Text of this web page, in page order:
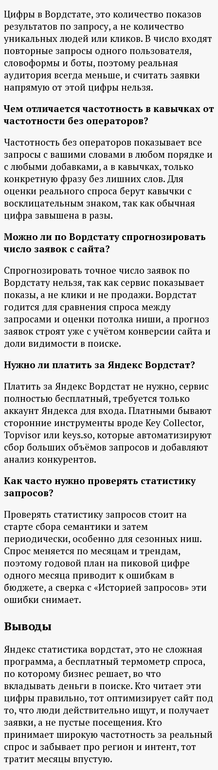
Цифры в Вордстате, это количество показов
результатов по запросу, а не количество
уникальных людей или кликов. В число входят
повторные запросы одного пользователя,
словоформы и боты, поэтому реальная
аудитория всегда меньше, и считать заявки
напрямую от этой цифры нельзя.
Чем отличается частотность в кавычках от
частотности без операторов?
Частотность без операторов показывает все
запросы с вашими словами в любом порядке и
с любыми добавками, а в кавычках, только
конкретную фразу без лишних слов. Для
оценки реального спроса берут кавычки с
восклицательным знаком, так как обычная
цифра завышена в разы.
Можно ли по Вордстату спрогнозировать
число заявок с сайта?
Спрогнозировать точное число заявок по
Вордстату нельзя, так как сервис показывает
показы, а не клики и не продажи. Вордстат
годится для сравнения спроса между
запросами и оценки потолка ниши, а прогноз
заявок строят уже с учётом конверсии сайта и
доли видимости в поиске.
Нужно ли платить за Яндекс Вордстат?
Платить за Яндекс Вордстат не нужно, сервис
полностью бесплатный, требуется только
аккаунт Яндекса для входа. Платными бывают
сторонние инструменты вроде Key Collector,
Topvisor или keys.so, которые автоматизируют
сбор больших объёмов запросов и добавляют
анализ конкурентов.
Как часто нужно проверять статистику
запросов?
Проверять статистику запросов стоит на
старте сбора семантики и затем
периодически, особенно для сезонных ниш.
Спрос меняется по месяцам и трендам,
поэтому годовой план на пиковой цифре
одного месяца приводит к ошибкам в
бюджете, а сверка с «Историей запросов» эти
ошибки снимает.
Выводы
Яндекс статистика вордстат, это не сложная
программа, а бесплатный термометр спроса,
по которому бизнес решает, во что
вкладывать деньги в поиске. Кто читает эти
цифры правильно, тот оптимизирует сайт под
то, что люди действительно ищут, и получает
заявки, а не пустые посещения. Кто
принимает широкую частотность за реальный
спрос и забывает про регион и интент, тот
тратит месяцы впустую.